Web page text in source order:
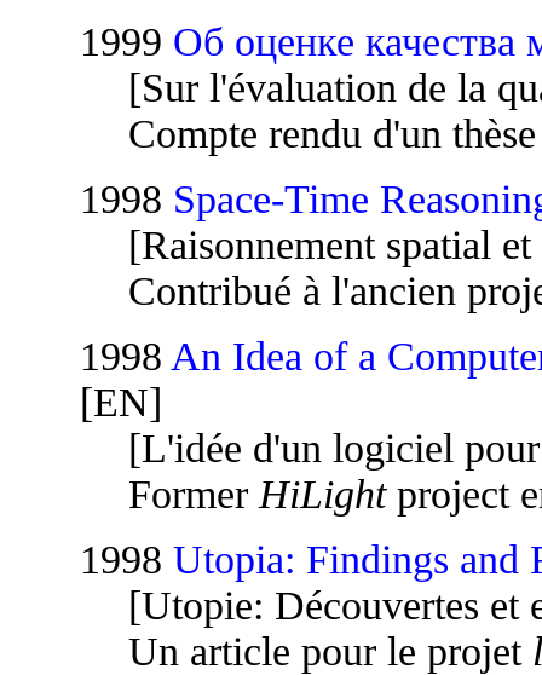
1999 Об оценке качества
[Sur l'évaluation de la
Compte rendu d'un
1998 Space-Time
[Raisonnement spatial
Contribué à l'ancien
1998 An Idea of a
[EN]
[L'idée d'un logiciel
Former HiLightproject
1998 Utopia: Findings and
[Utopie: Découvertes et
Un article pour le projet